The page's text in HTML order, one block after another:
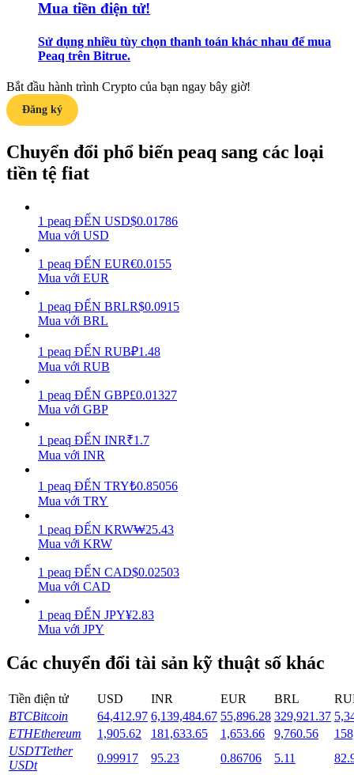
Earn
Power Piggy
Làm cho tài sản của bạn tăng giá trị đều đặn
Staking
Lợi nhuận cao và truy cập ngay lập tức
Launchpool
Đặt cọc linh hoạt để kiếm được các token phổ biến.
Mua tiền điện tử!
Sử dụng nhiều tùy chọn thanh toán khác nhau để mua
Peaq trên Bitrue.
Bắt đầu hành trình Crypto của bạn ngay bây giờ!
Đăng ký
Chuyển đổi phổ biến peaq sang các loại
tiền tệ fiat
1 peaq ĐẾN USD$0.01786
Mua với USD
1 peaq ĐẾN EUR€0.0155
Mua với EUR
1 peaq ĐẾN BRLR$0.0915
Mua với BRL
1 peaq ĐẾN RUB₽1.48
Mua với RUB
1 peaq ĐẾN GBP£0.01327
Mua với GBP
1 peaq ĐẾN INR₹1.7
Mua với INR
1 peaq ĐẾN TRY₺0.85056
Mua với TRY
1 peaq ĐẾN KRW₩25.43
Mua với KRW
1 peaq ĐẾN CAD$0.02503
Mua với CAD
1 peaq ĐẾN JPY¥2.83
Mua với JPY
Các chuyển đổi tài sản kỹ thuật số khác
Tiền điện tử USD INR EUR BRL
BTCBitcoin 64,412.97 6,139,484.67 55,896.28 329,921.37
ETHEthereum 1,905.62 181,633.65 1,653.66 9,760.56
USDTTether
USDt
0.99917 95.23 0.86706 5.11